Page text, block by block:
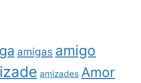
amigas amigo
amizades Amor